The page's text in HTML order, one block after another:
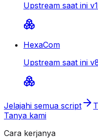
Upstream saat ini
HexaCom
Upstream saat ini
Jelajahi semua script
Tanya kami
Cara kerjanya